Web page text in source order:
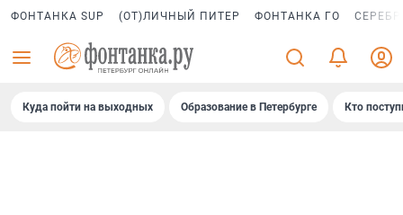
ФОНТАНКА SUP (ОТ)ЛИЧНЫЙ ПИТЕР ФОНТАНКА ГО
Куда пойти на выходных Образование в Петербурге Кто